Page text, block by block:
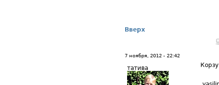
Вверх
7 ноября, 2012 - 22:42
татива